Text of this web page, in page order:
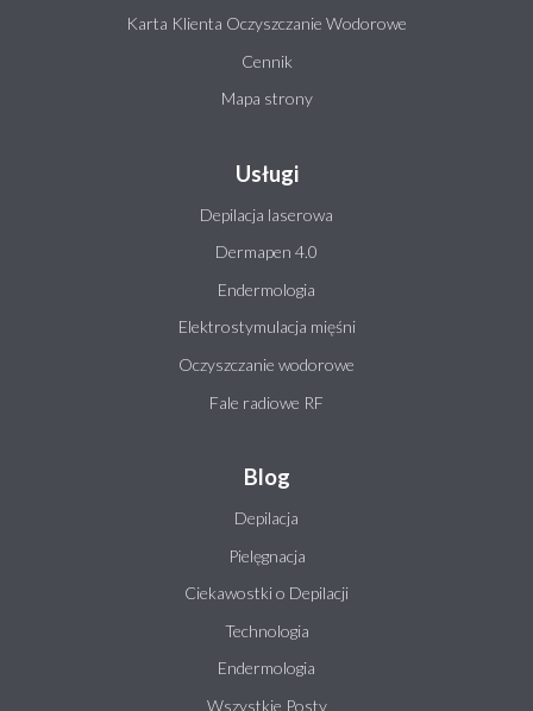
Karta Klienta Oczyszczanie Wodorowe
Cennik
Mapa strony
Usługi
Depilacja laserowa
Dermapen 4.0
Endermologia
Elektrostymulacja mięśni
Oczyszczanie wodorowe
Fale radiowe RF
Blog
Depilacja
Pielęgnacja
Ciekawostki o Depilacji
Technologia
Endermologia
Wszystkie Posty